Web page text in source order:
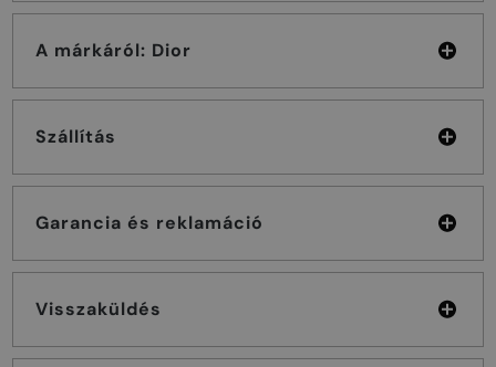
A márkáról: Dior
Szállítás
Garancia és reklamáció
Visszaküldés